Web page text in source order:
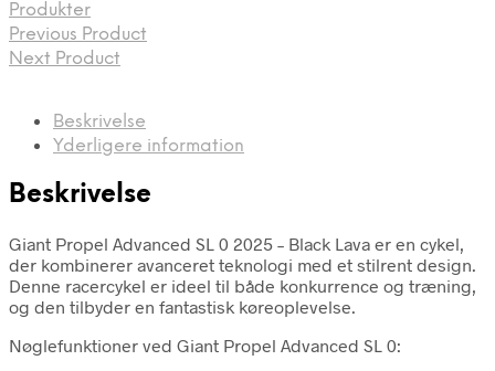
Produkter
Previous Product
Next Product
Beskrivelse
Yderligere information
Beskrivelse
Giant Propel Advanced SL 0 2025 – Black Lava er en cykel,
der kombinerer avanceret teknologi med et stilrent design.
Denne racercykel er ideel til både konkurrence og træning,
og den tilbyder en fantastisk køreoplevelse.
Nøglefunktioner ved Giant Propel Advanced SL 0: